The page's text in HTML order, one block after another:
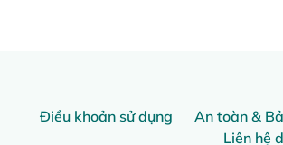
Điều khoản sử dụng An toàn &
Liên hệ